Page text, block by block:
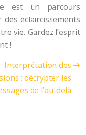
est un parcours
éclaircissements
vie. Gardez l’esprit
!
Interprétation des
: décrypter les
de l’au-delà